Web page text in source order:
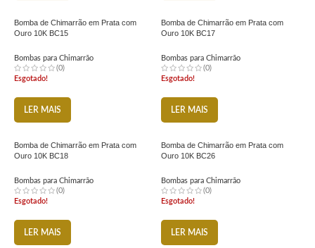
Bomba de Chimarrão em Prata com
Ouro 10K BC15
Bombas para Chimarrão
(0)
Esgotado!
LER MAIS
Bomba de Chimarrão em Prata com
Ouro 10K BC17
Bombas para Chimarrão
(0)
Esgotado!
LER MAIS
Bomba de Chimarrão em Prata com
Ouro 10K BC18
Bombas para Chimarrão
(0)
Esgotado!
LER MAIS
Bomba de Chimarrão em Prata com
Ouro 10K BC26
Bombas para Chimarrão
(0)
Esgotado!
LER MAIS